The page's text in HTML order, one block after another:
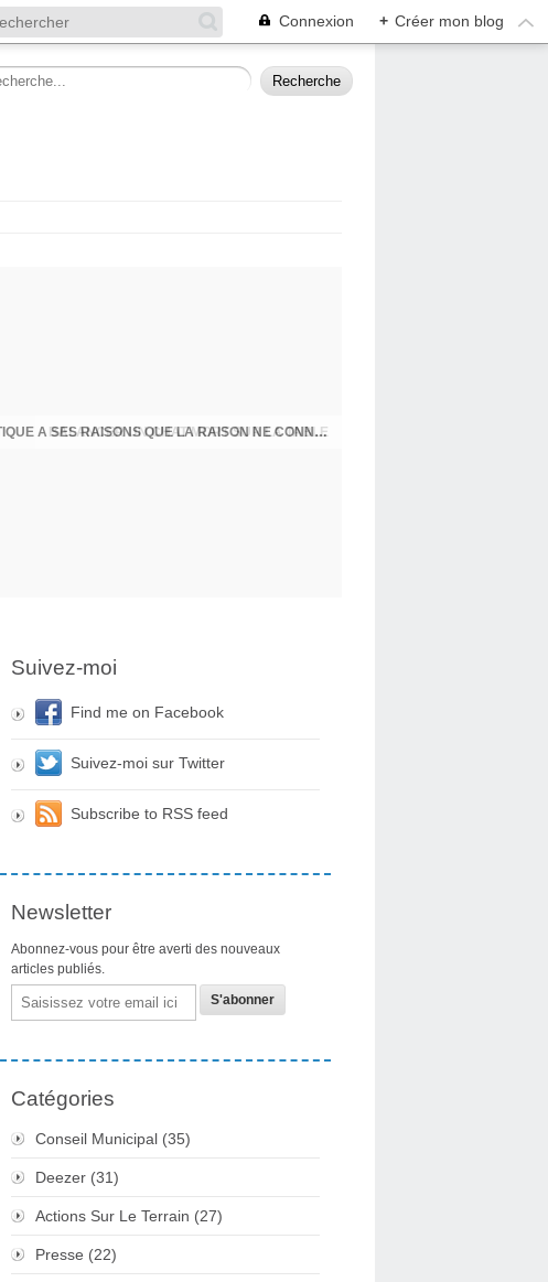
Connexion + Créer mon blog
PRESQU'ÎLE D'ALBIGNY : LA POLITIQUE A SES RAISONS QUE LA RAISON NE CONNAIT POINT
Suivez-moi
Find me on Facebook
Suivez-moi sur Twitter
Subscribe to RSS feed
Newsletter
Abonnez-vous pour être averti des nouveaux
articles publiés.
Email
Catégories
Conseil Municipal (35)
Deezer (31)
Actions Sur Le Terrain (27)
Presse (22)